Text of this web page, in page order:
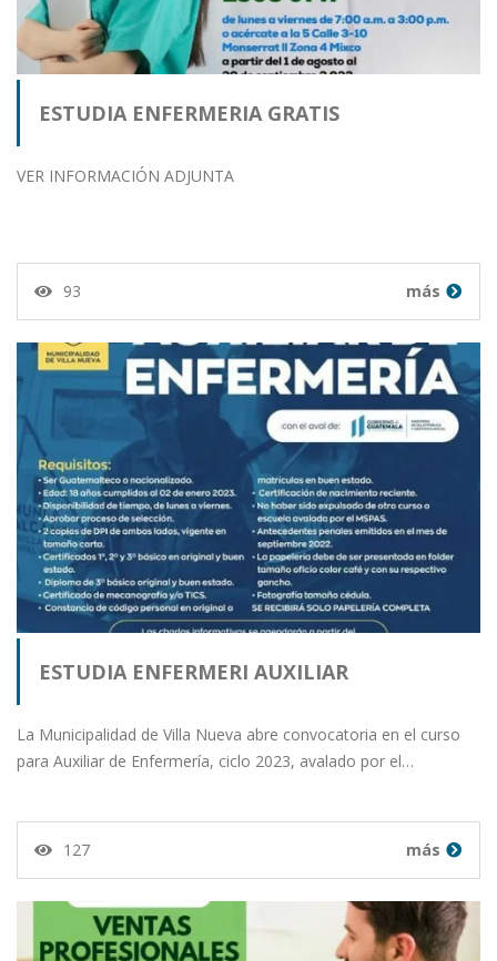
ESTUDIA ENFERMERIA GRATIS
VER INFORMACIÓN ADJUNTA
93 más
ESTUDIA ENFERMERI AUXILIAR
La Municipalidad de Villa Nueva abre convocatoria en el curso
para Auxiliar de Enfermería, ciclo 2023, avalado por el…
127 más